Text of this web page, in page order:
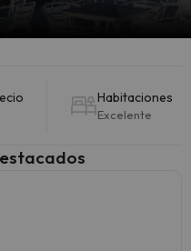
Habitaciones
Excelente